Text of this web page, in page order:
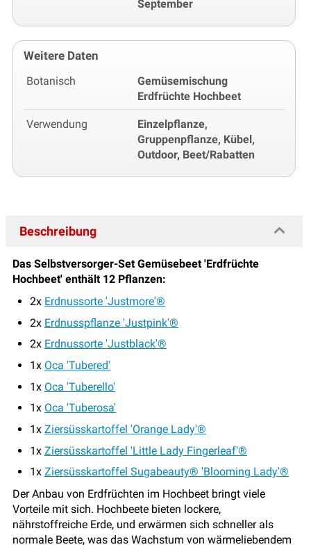
September
Weitere Daten
Botanisch
Gemüsemischung
Erdfrüchte Hochbeet
Verwendung
Einzelpflanze,
Gruppenpflanze, Kübel,
Outdoor, Beet/Rabatten
Beschreibung
Das Selbstversorger-Set Gemüsebeet 'Erdfrüchte
Hochbeet' enthält 12 Pflanzen:
2x Erdnussorte 'Justmore'®
2x Erdnusspflanze 'Justpink'®
2x Erdnussorte 'Justblack'®
1x Oca 'Tubered'
1x Oca 'Tuberello'
1x Oca 'Tuberosa'
1x Ziersüsskartoffel 'Orange Lady'®
1x Ziersüsskartoffel 'Little Lady Fingerleaf'®
1x Ziersüsskartoffel Sugabeauty® 'Blooming Lady'®
Der Anbau von Erdfrüchten im Hochbeet bringt viele
Vorteile mit sich. Hochbeete bieten lockere,
nährstoffreiche Erde, und erwärmen sich schneller als
normale Beete, was das Wachstum von wärmeliebendem